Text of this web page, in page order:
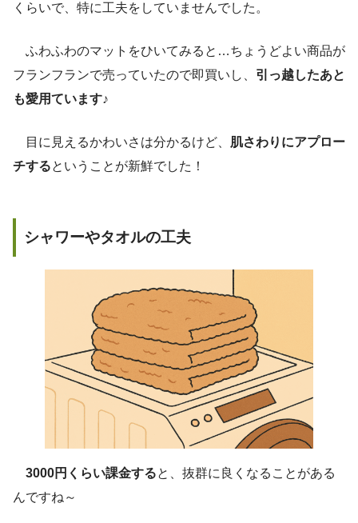
くらいで、特に工夫をしていませんでした。
ふわふわのマットをひいてみると…ちょうどよい商品が
フランフランで売っていたので即買いし、 引っ越したあと
も愛用ています♪
目に見えるかわいさは分かるけど、 肌さわりにアプロー
チするということが新鮮でした！
シャワーやタオルの工夫
3000円くらい課金すると、抜群に良くなることがある
んですね～